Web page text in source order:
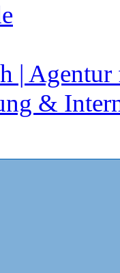
| Agentur
&